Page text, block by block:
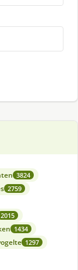
3824
2759
2015
1434
1297